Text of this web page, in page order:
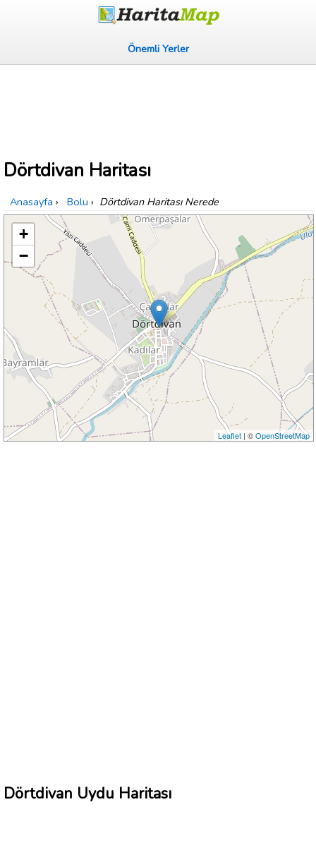
Önemli Yerler
Dörtdivan Haritası
Anasayfa › Bolu › Dörtdivan Haritası Nerede
+
−
Leaflet | ©OpenStreetMap
Dörtdivan Uydu Haritası